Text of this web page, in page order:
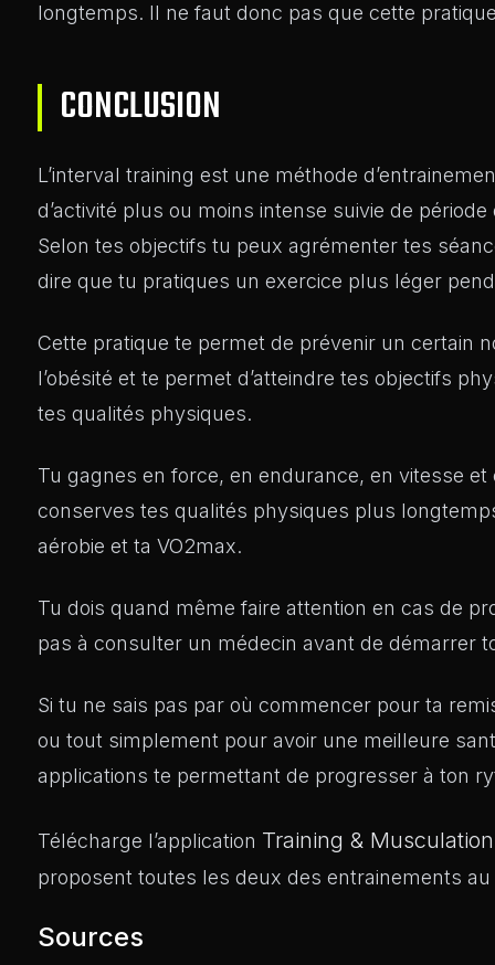
longtemps. Il ne faut donc pas que cette
CONCLUSION
L’interval training est une méthode
d’activité plus ou moins intense suivie de
Selon tes objectifs tu peux agrémenter tes
dire que tu pratiques un exercice plus léger
Cette pratique te permet de prévenir un certain
l’obésité et te permet d’atteindre tes objectifs
tes qualités physiques.
Tu gagnes en force, en endurance, en vitesse
conserves tes qualités physiques plus
aérobie et ta VO2max.
Tu dois quand même faire attention en cas de
pas à consulter un médecin avant de démarrer
Si tu ne sais pas par où commencer pour ta
ou tout simplement pour avoir une meilleure
applications te permettant de progresser à ton
Télécharge l’application Training &
proposent toutes les deux des entrainements
Sources